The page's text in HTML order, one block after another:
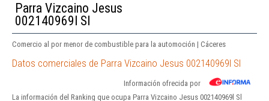
Parra Vizcaino Jesus
002140969l Sl
Comercio al por menor de combustible para la automoción | Cáceres
Datos comerciales de Parra Vizcaino Jesus 002140969l Sl
Información ofrecida por
La información del Ranking que ocupa Parra Vizcaino Jesus 002140969l Sl